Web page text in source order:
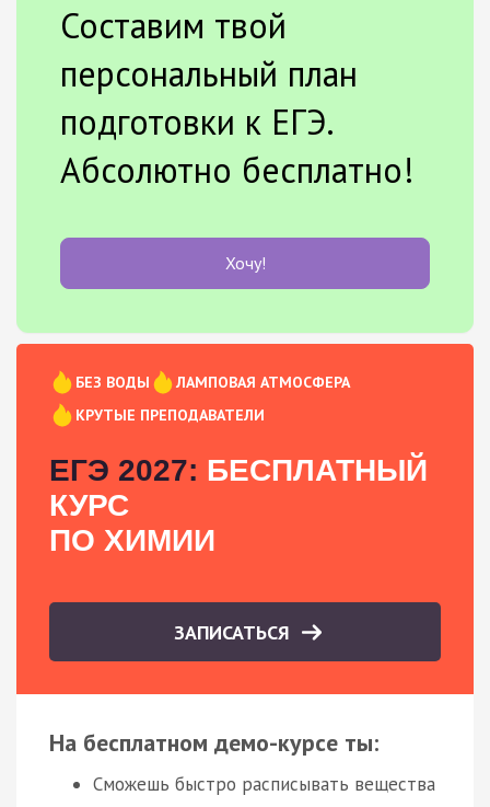
Составим твой
персональный план
подготовки к ЕГЭ.
Абсолютно бесплатно!
Хочу!
БЕЗ ВОДЫ
ЛАМПОВАЯ АТМОСФЕРА
КРУТЫЕ ПРЕПОДАВАТЕЛИ
ЕГЭ 2027: БЕСПЛАТНЫЙ
КУРС
ПО ХИМИИ
ЗАПИСАТЬСЯ
На бесплатном демо-курсе ты:
Сможешь быстро расписывать вещества